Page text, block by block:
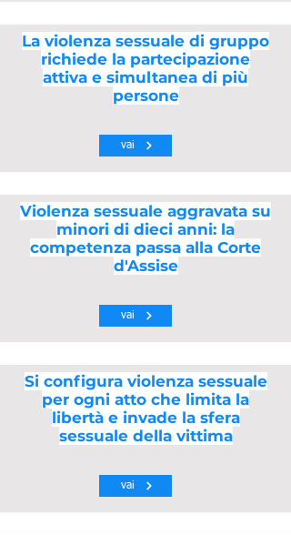
La violenza sessuale di gruppo
richiede la partecipazione
attiva e simultanea di più
persone
vai
Violenza sessuale aggravata su
minori di dieci anni: la
competenza passa alla Corte
d'Assise
vai
Si configura violenza sessuale
per ogni atto che limita la
libertà e invade la sfera
sessuale della vittima
vai